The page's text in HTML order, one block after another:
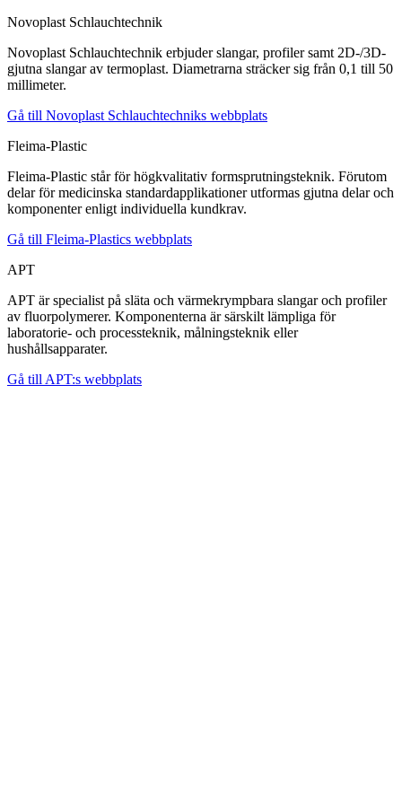
Novoplast Schlauchtechnik
Novoplast Schlauchtechnik erbjuder slangar, profiler samt 2D-/3D-
gjutna slangar av termoplast. Diametrarna sträcker sig från 0,1 till 50
millimeter.
Gå till Novoplast Schlauchtechniks webbplats
Fleima-Plastic
Fleima-Plastic står för högkvalitativ formsprutningsteknik. Förutom
delar för medicinska standardapplikationer utformas gjutna delar och
komponenter enligt individuella kundkrav.
Gå till Fleima-Plastics webbplats
APT
APT är specialist på släta och värmekrympbara slangar och profiler
av fluorpolymerer. Komponenterna är särskilt lämpliga för
laboratorie- och processteknik, målningsteknik eller
hushållsapparater.
Gå till APT:s webbplats